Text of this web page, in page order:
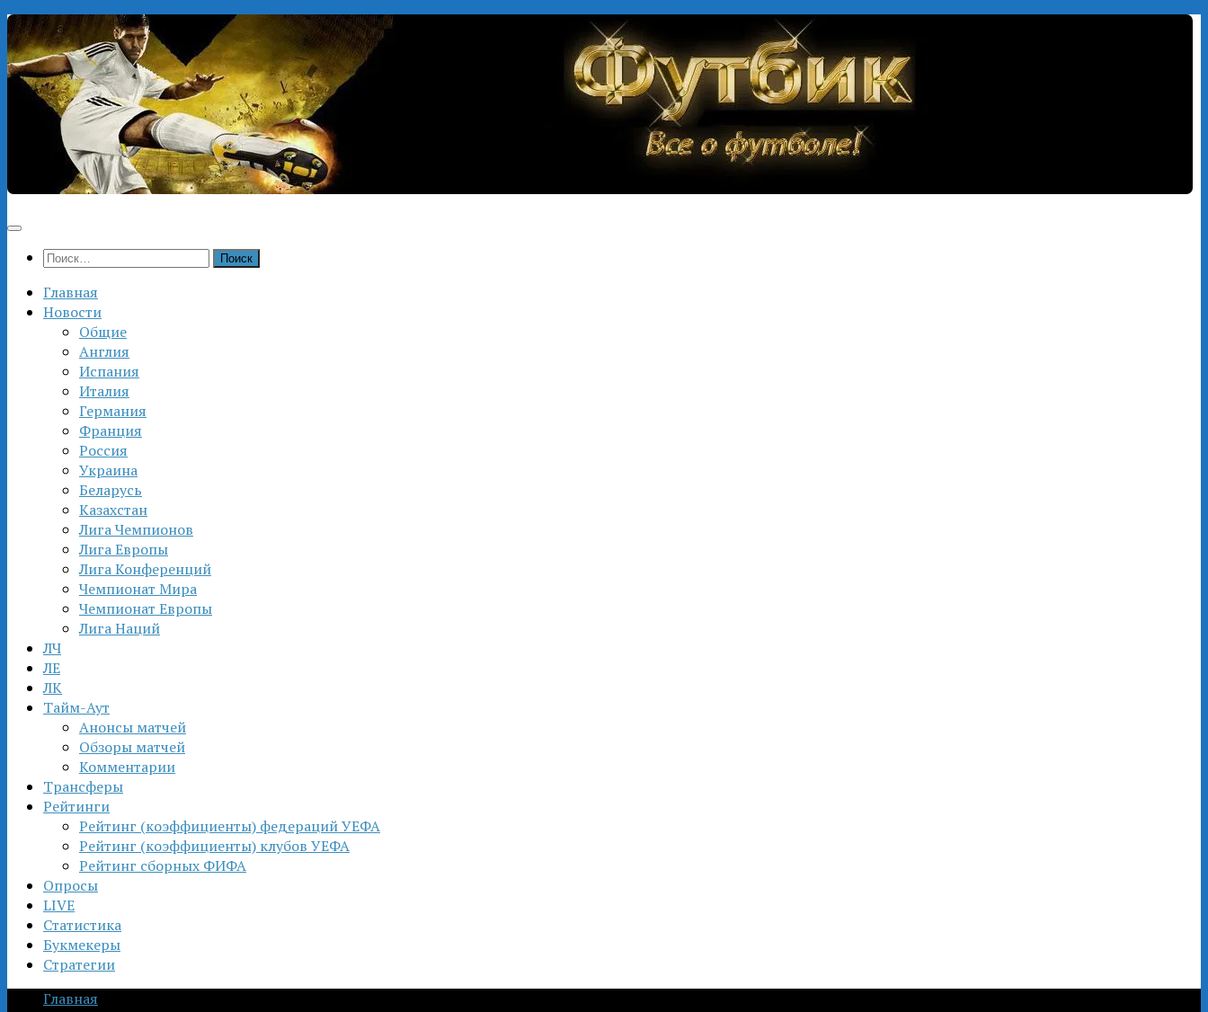
Перейти
к
содержимому
Найти:
Главная
Новости
Общие
Англия
Испания
Италия
Германия
Франция
Россия
Украина
Беларусь
Казахстан
Лига Чемпионов
Лига Европы
Лига Конференций
Чемпионат Мира
Чемпионат Европы
Лига Наций
ЛЧ
ЛЕ
ЛК
Тайм-Аут
Анонсы матчей
Обзоры матчей
Комментарии
Трансферы
Рейтинги
Рейтинг (коэффициенты) федераций УЕФА
Рейтинг (коэффициенты) клубов УЕФА
Рейтинг сборных ФИФА
Опросы
LIVE
Статистика
Букмекеры
Стратегии
Главная